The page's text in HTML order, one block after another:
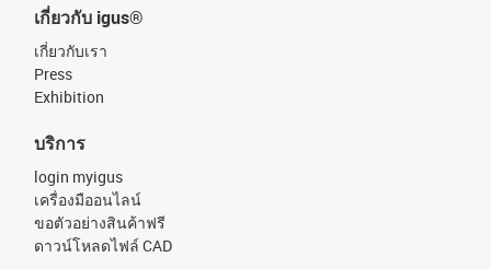
เกี่ยวกับ igus®
เกี่ยวกับเรา
Press
Exhibition
บริการ
login myigus
เครื่องมืออนไลน์
ขอตัวอย่างสินค้าฟรี
ดาวน์โหลดไฟล์ CAD